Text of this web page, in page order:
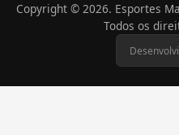
Copyright © 2026. Esportes
Todos os